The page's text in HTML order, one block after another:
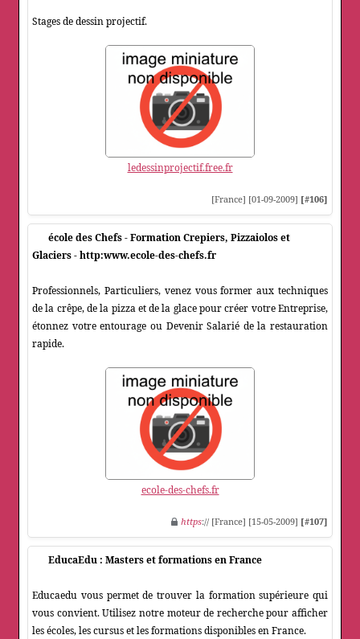
Stages de dessin projectif.
ledessinprojectif.free.fr
[France] [01-09-2009] [#106]
école des Chefs - Formation Crepiers, Pizzaiolos et
Glaciers - http:www.ecole-des-chefs.fr
Professionnels, Particuliers, venez vous former aux techniques
de la crêpe, de la pizza et de la glace pour créer votre Entreprise,
étonnez votre entourage ou Devenir Salarié de la restauration
rapide.
ecole-des-chefs.fr
https:// [France] [15-05-2009] [#107]
EducaEdu : Masters et formations en France
Educaedu vous permet de trouver la formation supérieure qui
vous convient. Utilisez notre moteur de recherche pour afficher
les écoles, les cursus et les formations disponibles en France.